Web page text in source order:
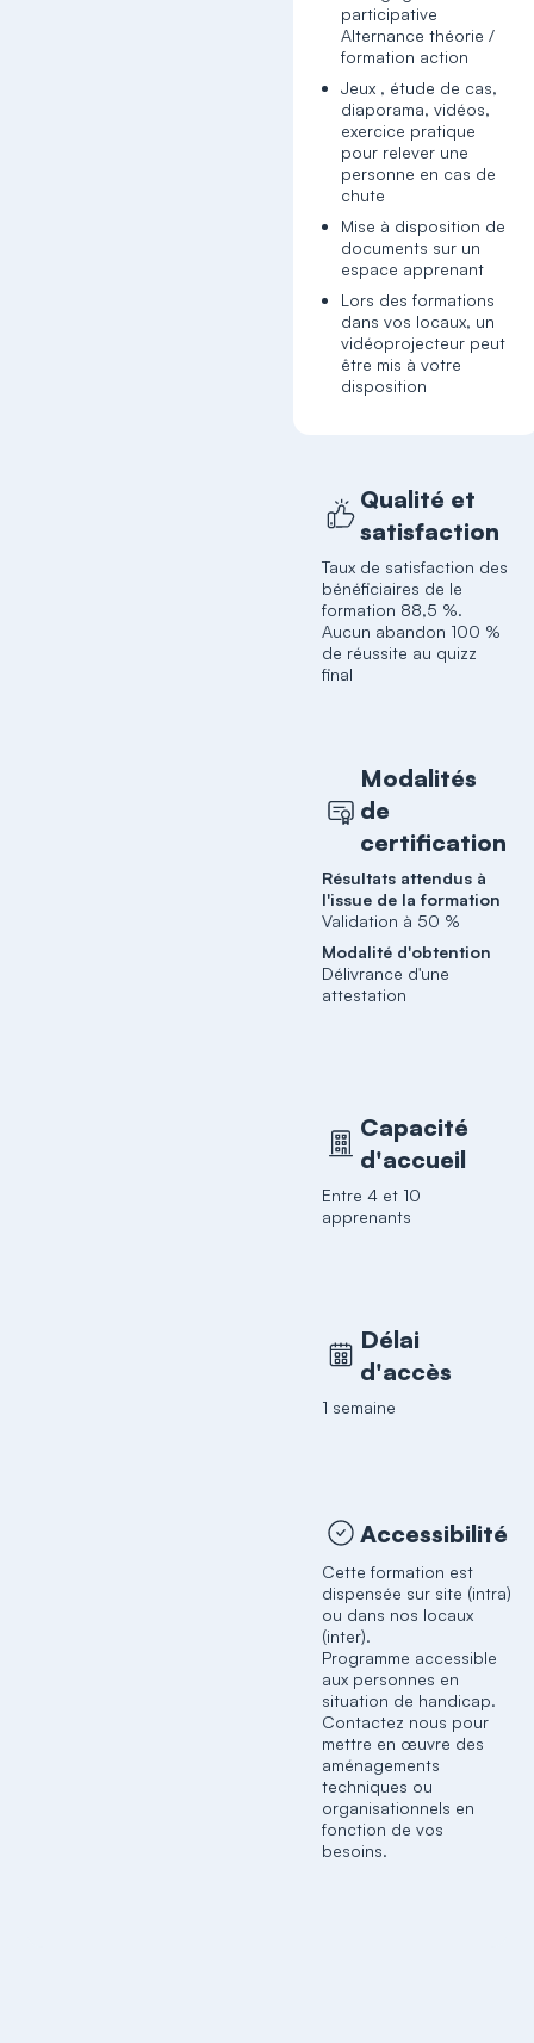
participative
Alternance théorie /
formation action
Jeux , étude de cas,
diaporama, vidéos,
exercice pratique
pour relever une
personne en cas de
chute
Mise à disposition de
documents sur un
espace apprenant
Lors des formations
dans vos locaux, un
vidéoprojecteur peut
être mis à votre
disposition
Qualité et
satisfaction
Taux de satisfaction des
bénéficiaires de le
formation 88,5 %.
Aucun abandon 100 %
de réussite au quizz
final
Modalités
de
certification
Résultats attendus à
l'issue de la formation
Validation à 50 %
Modalité d'obtention
Délivrance d'une
attestation
Capacité
d'accueil
Entre 4 et 10
apprenants
Délai
d'accès
1 semaine
Accessibilité
Cette formation est
dispensée sur site (intra)
ou dans nos locaux
(inter).
Programme accessible
aux personnes en
situation de handicap.
Contactez nous pour
mettre en œuvre des
aménagements
techniques ou
organisationnels en
fonction de vos
besoins.